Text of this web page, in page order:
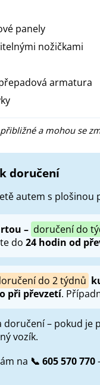
panely
nožičkami
armatura
a mohou se
doručení
autem s
– doručení do
do 24 hodin od
do 2 týdnů
při převzetí.
doručení – pokud je
vozík.
na 📞 605 570 770